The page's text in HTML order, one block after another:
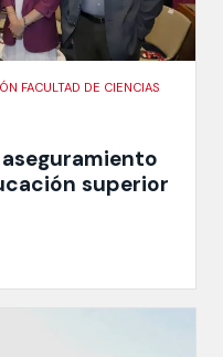
FACULTAD DE CIENCIAS
superior